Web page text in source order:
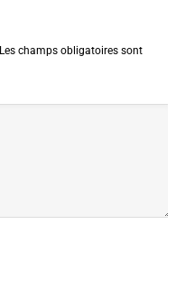
Les champs obligatoires sont